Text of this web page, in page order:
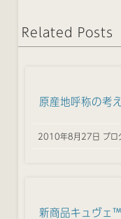
Related Posts
原産地呼称の考
2010年8月27日 ブロ
新商品キュヴェ